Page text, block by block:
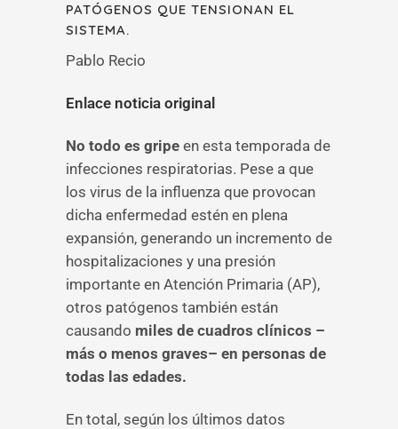
PATÓGENOS QUE TENSIONAN EL
SISTEMA.
Pablo Recio
Enlace noticia original
No todo es gripe en esta temporada de
infecciones respiratorias. Pese a que
los virus de la influenza que provocan
dicha enfermedad estén en plena
expansión, generando un incremento de
hospitalizaciones y una presión
importante en Atención Primaria (AP),
otros patógenos también están
causando miles de cuadros clínicos –
más o menos graves– en personas de
todas las edades.
En total, según los últimos datos